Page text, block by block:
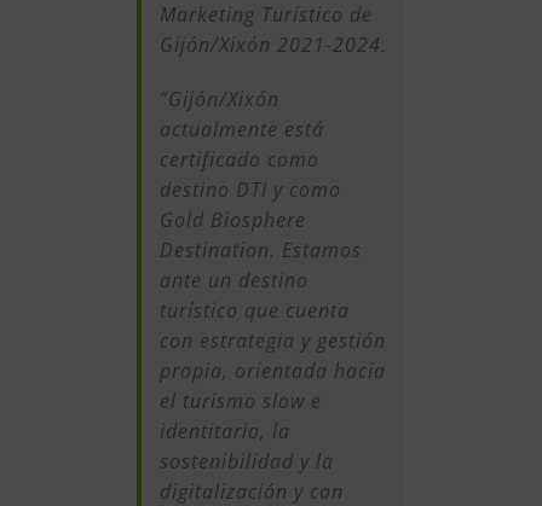
Marketing Turístico de
Gijón/Xixón 2021-2024.
“Gijón/Xixón
actualmente está
certificado como
destino DTI y como
Gold Biosphere
Destination. Estamos
ante un destino
turístico que cuenta
con estrategia y gestión
propia, orientada hacia
el turismo slow e
identitario, la
sostenibilidad y la
digitalización y con